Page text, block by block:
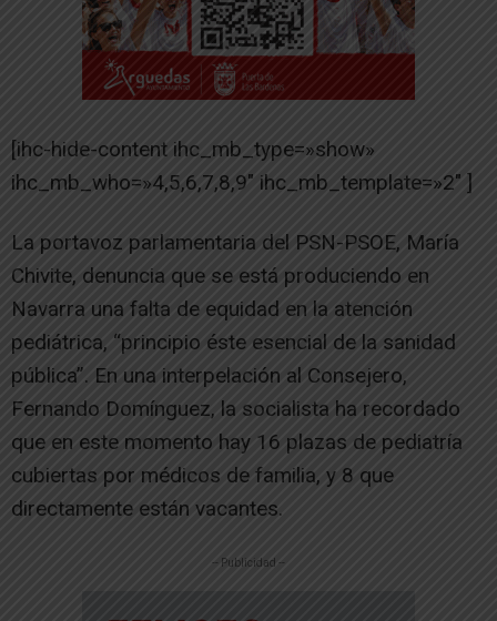
[ihc-hide-content ihc_mb_type=»show»
ihc_mb_who=»4,5,6,7,8,9″ ihc_mb_template=»2″ ]
La portavoz parlamentaria del PSN-PSOE, María
Chivite, denuncia que se está produciendo en
Navarra una falta de equidad en la atención
pediátrica, “principio éste esencial de la sanidad
pública”. En una interpelación al Consejero,
Fernando Domínguez, la socialista ha recordado
que en este momento hay 16 plazas de pediatría
cubiertas por médicos de familia, y 8 que
directamente están vacantes.
-- Publicidad --